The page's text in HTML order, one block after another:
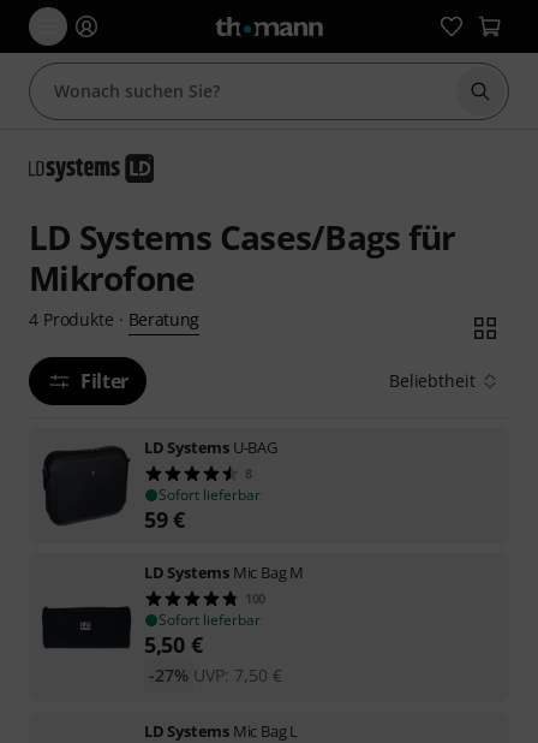
Suche
LD Systems Cases/Bags für
Mikrofone
4 Produkte · Beratung
Filter Beliebtheit
LD Systems U-BAG
8
Sofort lieferbar
59€
LD Systems Mic Bag M
100
Sofort lieferbar
5,50 €
UVP: 7,50 €
-27%
LD Systems Mic Bag L